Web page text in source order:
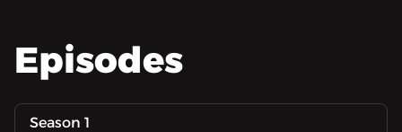
Episodes
Season 1